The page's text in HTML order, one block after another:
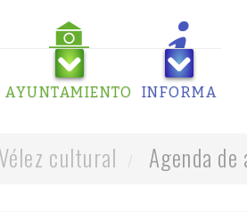
AYUNTAMIENTO INFORMA
Vélez cultural Agenda